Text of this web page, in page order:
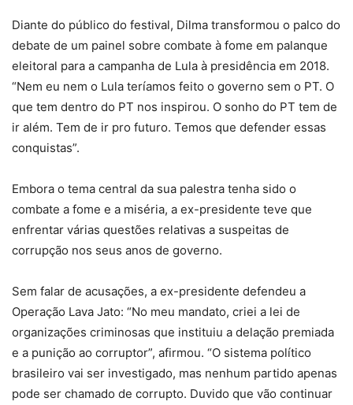
Diante do público do festival, Dilma transformou o palco do
debate de um painel sobre combate à fome em palanque
eleitoral para a campanha de Lula à presidência em 2018.
“Nem eu nem o Lula teríamos feito o governo sem o PT. O
que tem dentro do PT nos inspirou. O sonho do PT tem de
ir além. Tem de ir pro futuro. Temos que defender essas
conquistas”.
Embora o tema central da sua palestra tenha sido o
combate a fome e a miséria, a ex-presidente teve que
enfrentar várias questões relativas a suspeitas de
corrupção nos seus anos de governo.
Sem falar de acusações, a ex-presidente defendeu a
Operação Lava Jato: “No meu mandato, criei a lei de
organizações criminosas que instituiu a delação premiada
e a punição ao corruptor”, afirmou. “O sistema político
brasileiro vai ser investigado, mas nenhum partido apenas
pode ser chamado de corrupto. Duvido que vão continuar